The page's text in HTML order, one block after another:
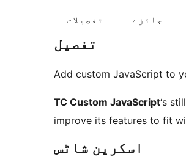
تفصیلات جائزے
تفصیل
Add custom JavaScript to
TC Custom JavaScript‘s
improve its features to fit
اسکرین شاٹس